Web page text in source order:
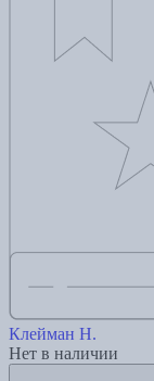
Клейман Н.
Нет в наличии